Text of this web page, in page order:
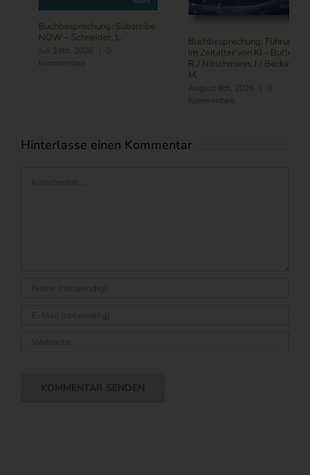
Buchbesprechung: Subscribe
NOW – Schneider, L.
Kommentare
Buchbesprechung: Führung
im Zeitalter von KI – Butler,
R./ Nitschmann, J./ Becking,
August 6th, 2026
0
Kommentare
Hinterlasse einen Kommentar